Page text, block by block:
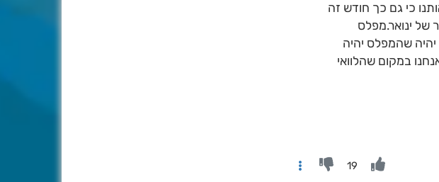
כי גם כך חודש זה
של ינואר.מפלס
והמצב בתאריך זה יהיה שהמפלס יהיה
במקום שהלוואי
19